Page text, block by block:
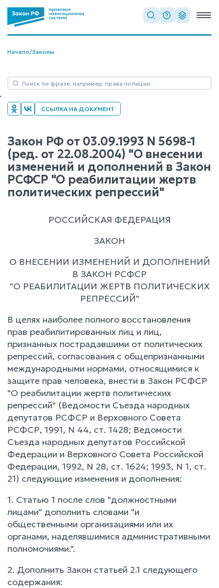
Начало/Законы
ССЫЛКА НА ДОКУМЕНТ
Закон РФ от 03.09.1993 N 5698-1
(ред. от 22.08.2004) "О внесении
изменений и дополнений в Закон
РСФСР "О реабилитации жертв
политических репрессий"
РОССИЙСКАЯ ФЕДЕРАЦИЯ
ЗАКОН
О ВНЕСЕНИИ ИЗМЕНЕНИЙ И ДОПОЛНЕНИЙ
В ЗАКОН РСФСР
"О РЕАБИЛИТАЦИИ ЖЕРТВ ПОЛИТИЧЕСКИХ
РЕПРЕССИЙ"
В целях наиболее полного восстановления
прав реабилитированных лиц и лиц,
признанных пострадавшими от политических
репрессий, согласования с общепризнанными
международными нормами, относящимися к
защите прав человека, внести в Закон РСФСР
"О реабилитации жертв политических
репрессий" (Ведомости Съезда народных
депутатов РСФСР и Верховного Совета
РСФСР, 1991, N 44, ст. 1428; Ведомости
Съезда народных депутатов Российской
Федерации и Верховного Совета Российской
Федерации, 1992, N 28, ст. 1624; 1993, N 1, ст.
21) следующие изменения и дополнения:
1. Статью 1 после слов "должностными
лицами" дополнить словами "и
общественными организациями или их
органами, наделявшимися административными
полномочиями.".
2. Дополнить Закон статьей 2.1 следующего
содержания: